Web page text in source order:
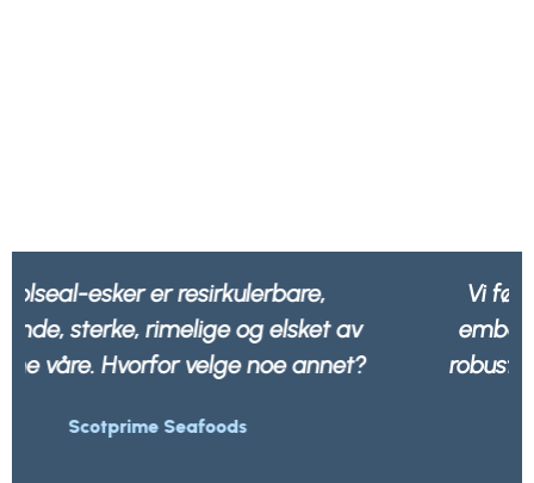
Vi føler oss tryggere når vi vet at all
emballasjen vår ikke bare er sterk og
robust, men også 100% resirkulerbar av